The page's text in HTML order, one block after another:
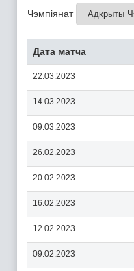
Чэмпіянат
Дата матча
22.03.2023
14.03.2023
09.03.2023
26.02.2023
20.02.2023
16.02.2023
12.02.2023
09.02.2023